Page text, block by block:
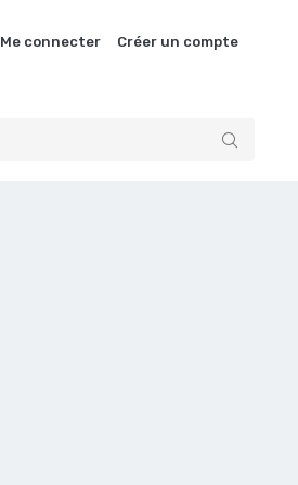
Me connecter Créer un compte